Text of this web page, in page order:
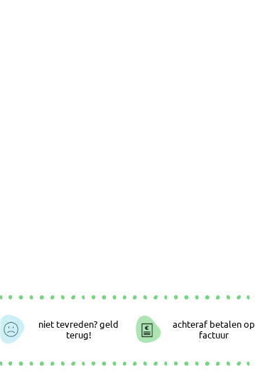
niet tevreden? geld
terug!
achteraf betalen op
factuur